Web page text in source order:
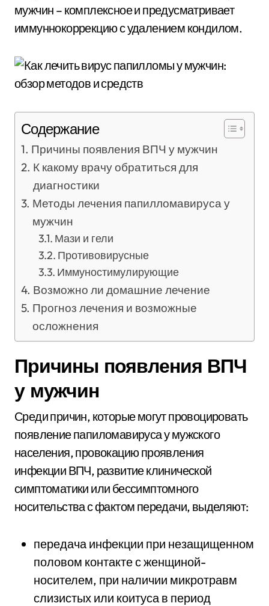
мужчин – комплексное и предусматривает
иммуннокоррекцию с удалением кондилом.
Содержание
Причины появления ВПЧ у мужчин
К какому врачу обратиться для
диагностики
Методы лечения папилломавируса у
мужчин
Мази и гели
Противовирусные
Иммуностимулирующие
Возможно ли домашние лечение
Прогноз лечения и возможные
осложнения
Причины появления ВПЧ
у мужчин
Среди причин, которые могут провоцировать
появление папиломавируса у мужского
населения, провокацию проявления
инфекции ВПЧ, развитие клинической
симптоматики или бессимптомного
носительства с фактом передачи, выделяют:
передача инфекции при незащищенном
половом контакте с женщиной-
носителем, при наличии микротравм
слизистых или коитуса в период